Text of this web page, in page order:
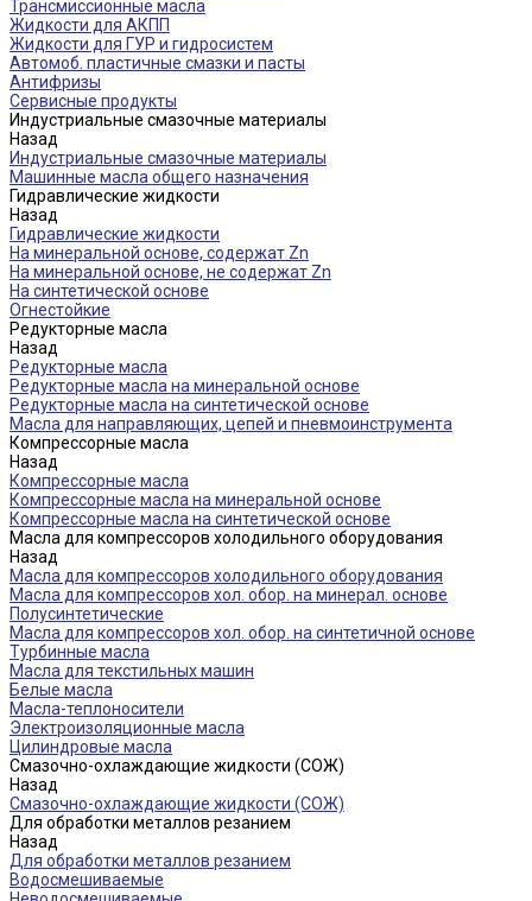
Трансмиссионные масла
Жидкости для АКПП
Жидкости для ГУР и гидросистем
Автомоб. пластичные смазки и пасты
Антифризы
Сервисные продукты
Индустриальные смазочные материалы
Назад
Индустриальные смазочные материалы
Машинные масла общего назначения
Гидравлические жидкости
Назад
Гидравлические жидкости
На минеральной основе, содержат Zn
На минеральной основе, не содержат Zn
На синтетической основе
Огнестойкие
Редукторные масла
Назад
Редукторные масла
Редукторные масла на минеральной основе
Редукторные масла на синтетической основе
Масла для направляющих, цепей и пневмоинструмента
Компрессорные масла
Назад
Компрессорные масла
Компрессорные масла на минеральной основе
Компрессорные масла на синтетической основе
Масла для компрессоров холодильного оборудования
Назад
Масла для компрессоров холодильного оборудования
Масла для компрессоров хол. обор. на минерал. основе
Полусинтетические
Масла для компрессоров хол. обор. на синтетичной основе
Турбинные масла
Масла для текстильных машин
Белые масла
Масла-теплоносители
Электроизоляционные масла
Цилиндровые масла
Смазочно-охлаждающие жидкости (СОЖ)
Назад
Смазочно-охлаждающие жидкости (СОЖ)
Для обработки металлов резанием
Назад
Для обработки металлов резанием
Водосмешиваемые